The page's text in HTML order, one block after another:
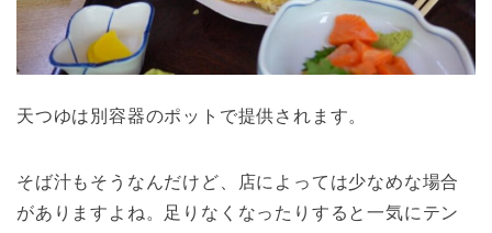
天つゆは別容器のポットで提供されます。
そば汁もそうなんだけど、店によっては少なめな場合
がありますよね。足りなくなったりすると一気にテン